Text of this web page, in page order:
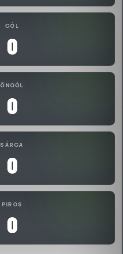
GÓL
0
ÖNGÓL
0
SÁRGA
0
PIROS
0